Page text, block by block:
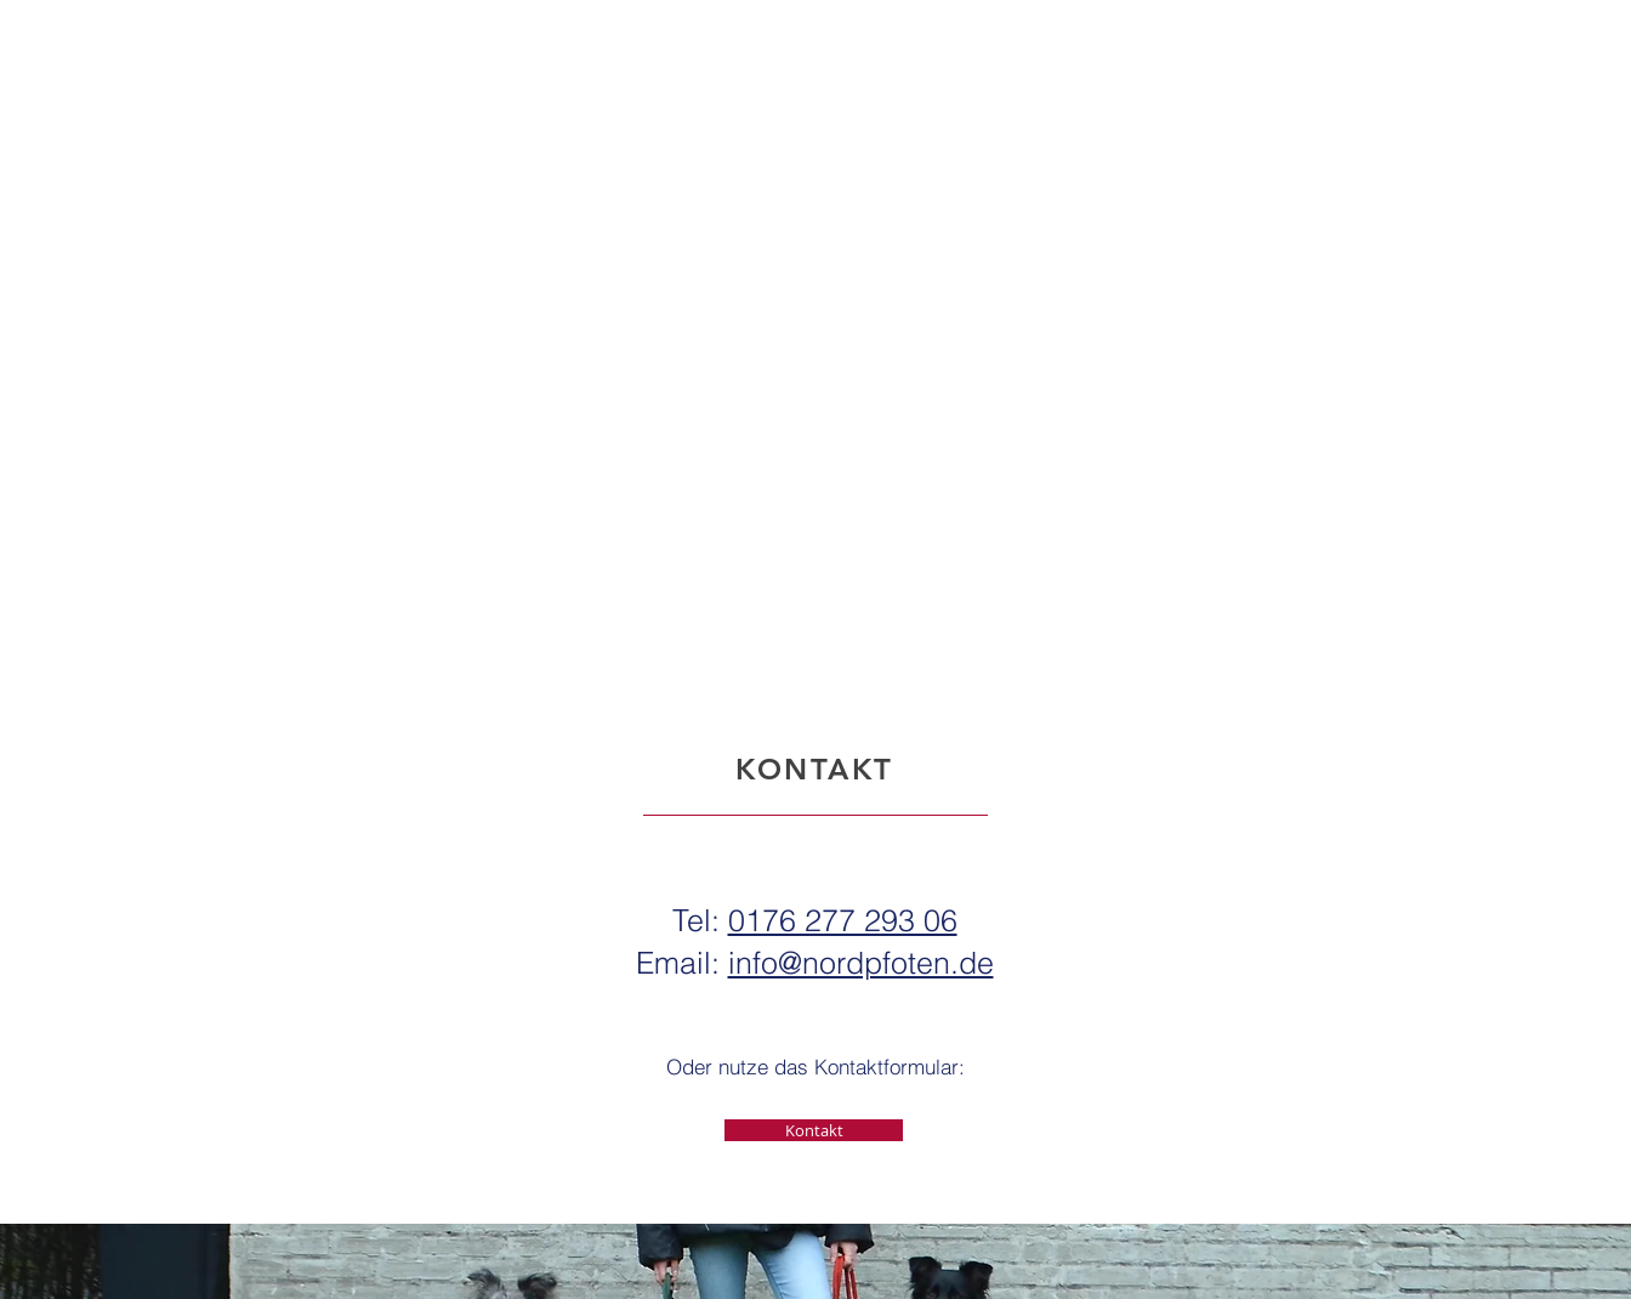
KONTAKT
Tel: 0176 277 293 06
Email: info@nordpfoten.de
Oder nutze das Kontaktformular:
Kontakt